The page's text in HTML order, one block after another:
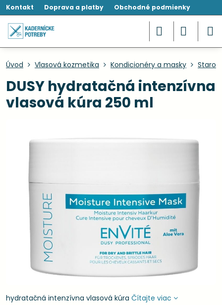
Kontakt Doprava a platby Obchodné podmienky
Úvod Vlasová kozmetika Kondicionéry a masky
DUSY hydratačná intenzívna
vlasová kúra 250 ml
hydratačná intenzívna vlasová kúra Čítajte viac